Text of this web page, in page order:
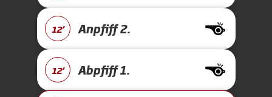
12' Anpfiff 2.
12' Abpfiff 1.